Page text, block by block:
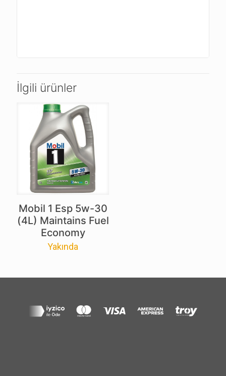
İlgili ürünler
Mobil 1 Esp 5w-30
(4L) Maintains Fuel
Economy
Yakında